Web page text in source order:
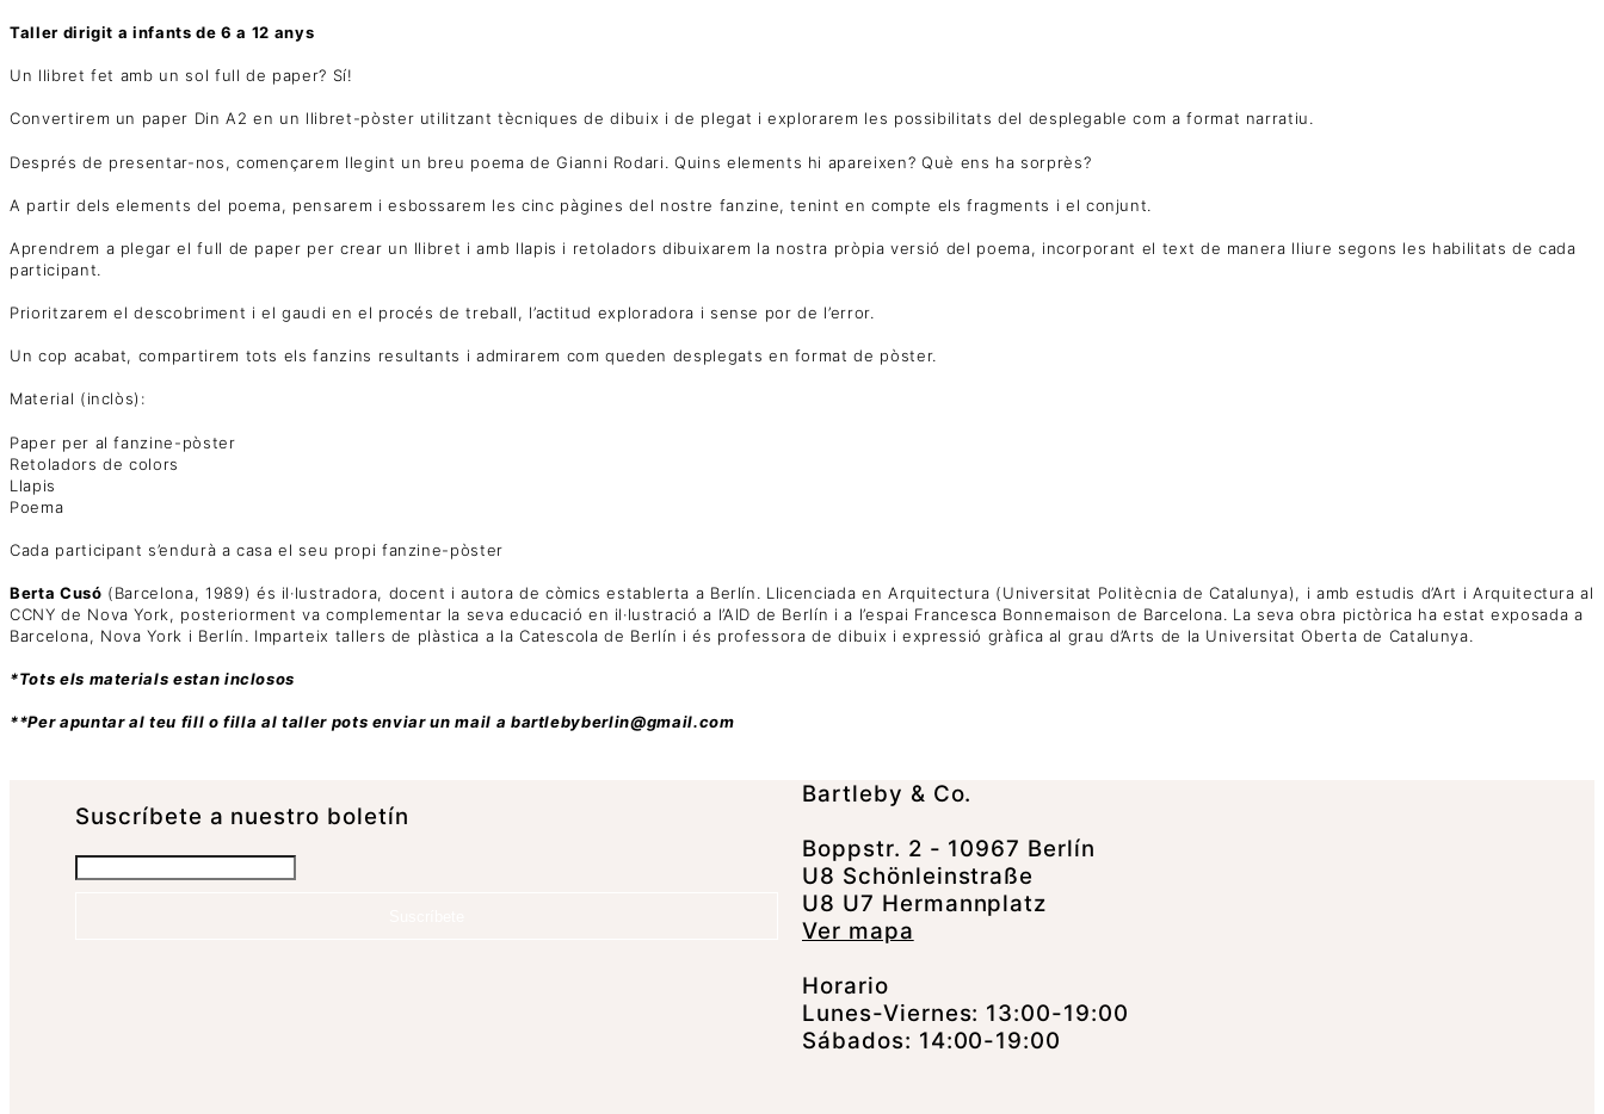
Taller dirigit a infants de 6 a 12 anys
Un llibret fet amb un sol full de paper? Sí!
Convertirem un paper Din A2 en un llibret-pòster utilitzant tècniques de dibuix i de plegat i explorarem les possibilitats del desplegable com a format narratiu.
Després de presentar-nos, començarem llegint un breu poema de Gianni Rodari. Quins elements hi apareixen? Què ens ha sorprès?
A partir dels elements del poema, pensarem i esbossarem les cinc pàgines del nostre fanzine, tenint en compte els fragments i el conjunt.
Aprendrem a plegar el full de paper per crear un llibret i amb llapis i retoladors dibuixarem la nostra pròpia versió del poema, incorporant el text de manera lliure segons les habilitats de cada
participant.
Prioritzarem el descobriment i el gaudi en el procés de treball, l’actitud exploradora i sense por de l’error.
Un cop acabat, compartirem tots els fanzins resultants i admirarem com queden desplegats en format de pòster.
Material (inclòs):
Paper per al fanzine-pòster
Retoladors de colors
Llapis
Poema
Cada participant s’endurà a casa el seu propi fanzine-pòster
Berta Cusó (Barcelona, 1989) és il·lustradora, docent i autora de còmics establerta a Berlín. Llicenciada en Arquitectura (Universitat Politècnia de Catalunya), i amb estudis d’Art i Arquitectura al
CCNY de Nova York, posteriorment va complementar la seva educació en il·lustració a l’AID de Berlín i a l’espai Francesca Bonnemaison de Barcelona. La seva obra pictòrica ha estat exposada a
Barcelona, Nova York i Berlín. Imparteix tallers de plàstica a la Catescola de Berlín i és professora de dibuix i expressió gràfica al grau d’Arts de la Universitat Oberta de Catalunya.
*Tots els materials estan inclosos
**Per apuntar al teu fill o filla al taller pots enviar un mail a bartlebyberlin@gmail.com
Suscrí­bete a nuestro boletín
Bartleby & Co.
Boppstr. 2 - 10967 Berlín
U8 Schönleinstraße
U8 U7 Hermannplatz
Ver mapa
Horario
Lunes-Viernes: 13:00-19:00
Sábados: 14:00-19:00